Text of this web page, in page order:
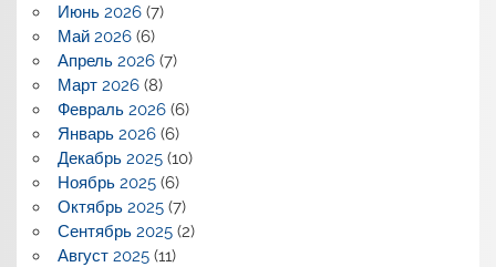
Июнь 2026(7)
Май 2026(6)
Апрель 2026(7)
Март 2026(8)
Февраль 2026(6)
Январь 2026(6)
Декабрь 2025(10)
Ноябрь 2025(6)
Октябрь 2025(7)
Сентябрь 2025(2)
Август 2025(11)